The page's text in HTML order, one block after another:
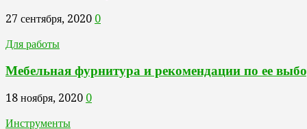
27 сентября, 2020 0
Для работы
Мебельная фурнитура и рекомендации по ее
18 ноября, 2020 0
Инструменты